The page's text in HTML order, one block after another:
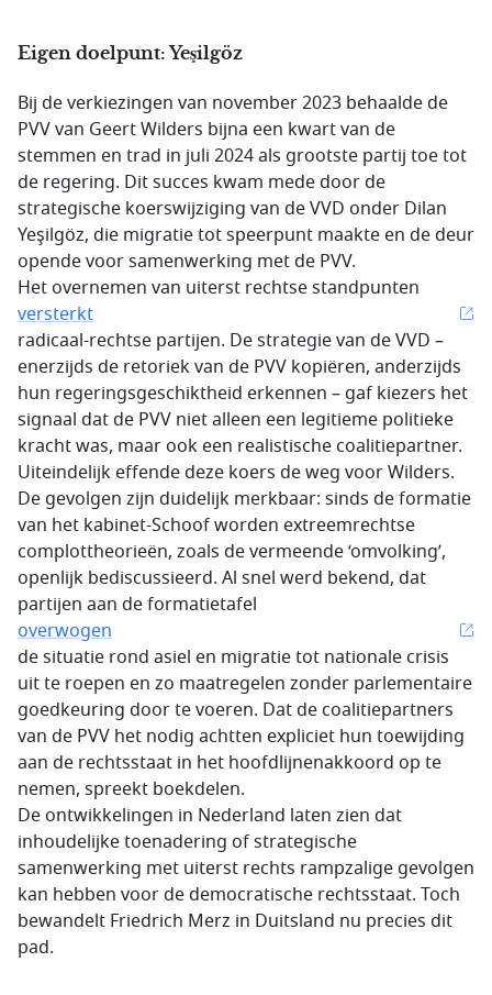
Eigen doelpunt: Yeşilgöz
Bij de verkiezingen van november 2023 behaalde de
PVV van Geert Wilders bijna een kwart van de
stemmen en trad in juli 2024 als grootste partij toe tot
de regering. Dit succes kwam mede door de
strategische koerswijziging van de VVD onder Dilan
Yeşilgöz, die migratie tot speerpunt maakte en de deur
opende voor samenwerking met de PVV.
Het overnemen van uiterst rechtse standpunten
versterkt
radicaal-rechtse partijen. De strategie van de VVD –
enerzijds de retoriek van de PVV kopiëren, anderzijds
hun regeringsgeschiktheid erkennen – gaf kiezers het
signaal dat de PVV niet alleen een legitieme politieke
kracht was, maar ook een realistische coalitiepartner.
Uiteindelijk effende deze koers de weg voor Wilders.
De gevolgen zijn duidelijk merkbaar: sinds de formatie
van het kabinet-Schoof worden extreemrechtse
complottheorieën, zoals de vermeende ‘omvolking’,
openlijk bediscussieerd. Al snel werd bekend, dat
partijen aan de formatietafel
overwogen
de situatie rond asiel en migratie tot nationale crisis
uit te roepen en zo maatregelen zonder parlementaire
goedkeuring door te voeren. Dat de coalitiepartners
van de PVV het nodig achtten expliciet hun toewijding
aan de rechtsstaat in het hoofdlijnenakkoord op te
nemen, spreekt boekdelen.
De ontwikkelingen in Nederland laten zien dat
inhoudelijke toenadering of strategische
samenwerking met uiterst rechts rampzalige gevolgen
kan hebben voor de democratische rechtsstaat. Toch
bewandelt Friedrich Merz in Duitsland nu precies dit
pad.